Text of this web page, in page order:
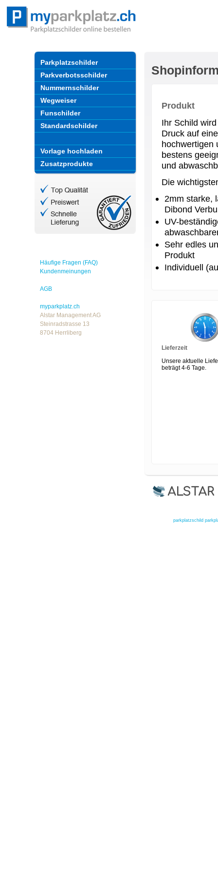
Parkplatzschilder
Parkverbotsschilder
Nummernschilder
Wegweiser
Funschilder
Standardschilder
Vorlage hochladen
Zusatzprodukte
Häufige Fragen (FAQ)
Kundenmeinungen
AGB
myparkplatz.ch
Alstar Management AG
Steinradstrasse 13
8704 Herrliberg
Produkt
Ihr Schild
Druck auf
hochwertigen
bestens
und
Die
2mm starke,
Dibond
UV-
Sehr edles
Produkt
Individuell
Lieferzeit
Unsere aktuelle
beträgt 4-6 Tage.
parkplatzschild